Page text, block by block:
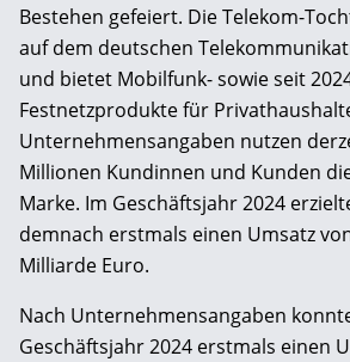
Bestehen gefeiert. Die Telekom-
auf dem deutschen
und bietet Mobilfunk- sowie seit
Festnetzprodukte für
Unternehmensangaben nutzen
Millionen Kundinnen und Kunden
Marke. Im Geschäftsjahr 2024
demnach erstmals einen Umsatz
Milliarde Euro.
Nach Unternehmensangaben
Geschäftsjahr 2024 erstmals einen